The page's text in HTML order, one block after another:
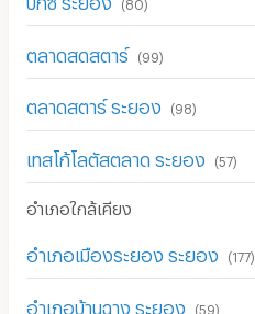
(80)
ตลาดสดสตาร์ (99)
ตลาดสตาร์ ระยอง (98)
เทสโก้โลตัสตลาด ระยอง (57)
อำเภอใกล้เคียง
อำเภอเมืองระยอง ระยอง (177)
อำเภอบ้านฉาง ระยอง (59)